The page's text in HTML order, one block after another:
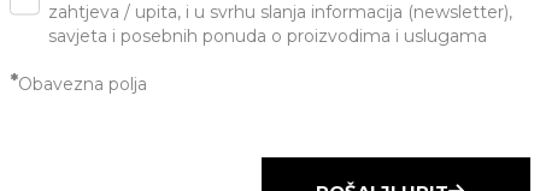
zahtjeva / upita, i u svrhu slanja informacija (newsletter),
savjeta i posebnih ponuda o proizvodima i uslugama
*Obavezna polja